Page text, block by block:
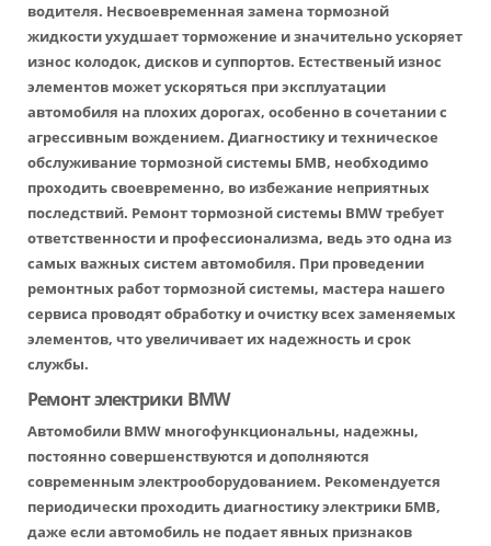
водителя. Несвоевременная замена тормозной
жидкости ухудшает торможение и значительно ускоряет
износ колодок, дисков и суппортов. Естественый износ
элементов может ускоряться при эксплуатации
автомобиля на плохих дорогах, особенно в сочетании с
агрессивным вождением. Диагностику и техническое
обслуживание тормозной системы БМВ, необходимо
проходить своевременно, во избежание неприятных
последствий. Ремонт тормозной системы BMW требует
ответственности и профессионализма, ведь это одна из
самых важных систем автомобиля. При проведении
ремонтных работ тормозной системы, мастера нашего
сервиса проводят обработку и очистку всех заменяемых
элементов, что увеличивает их надежность и срок
службы.
Ремонт электрики BMW
Автомобили BMW многофункциональны, надежны,
постоянно совершенствуются и дополняются
современным электрооборудованием. Рекомендуется
периодически проходить диагностику электрики БМВ,
даже если автомобиль не подает явных признаков